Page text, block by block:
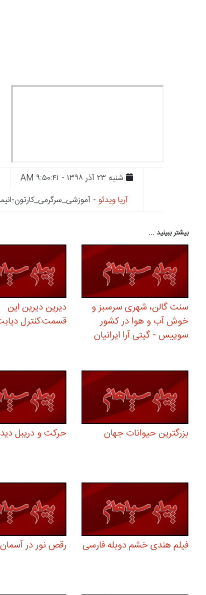
شنبه ۲۳ آذر ۱۳۹۸ - ۹:۵۰:۴۱ AM
آریا ویدئو - آموزشی_سرگرمی_کارتون-
بیشتر ببینید ...
سنت گالن، شهری سرسبز و
خوش آب و هوا در کشور
سوییس - گیتی آرا ایرانیان
دیرین دیرین این
قسمت:کنترل
بزرگترین حیوانات جهان حرکت و دریبل
فیلم هندی خشم دوبله فارسی رقص نور در آسمان